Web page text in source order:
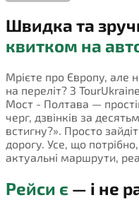
Швидка та
квитком на
Мрієте про Європу, але
на переліт? З
Мост - Полтава —
черг, дзвінків за
встигну?». Просто
дорогу. Усе, що
актуальні маршрути,
Рейси є — і не